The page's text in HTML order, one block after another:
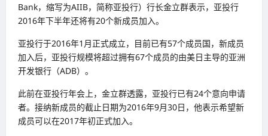
Bank，缩写为AIIB，简称亚投行）行长金立群表示，亚投行
2016年下半年还将有20个新成员加入。
亚投行于2016年1月正式成立，目前已有57个成员国，新成员
加入后，亚投行规模将超过拥有67个成员的由美日主导的亚洲
开发银行（ADB）。
此前在亚投行年会上，金立群透露，亚投行已有24个意向申请
者。接纳新成员的截止日期为2016年9月30日，他表示希望新
成员可以在2017年初正式加入。